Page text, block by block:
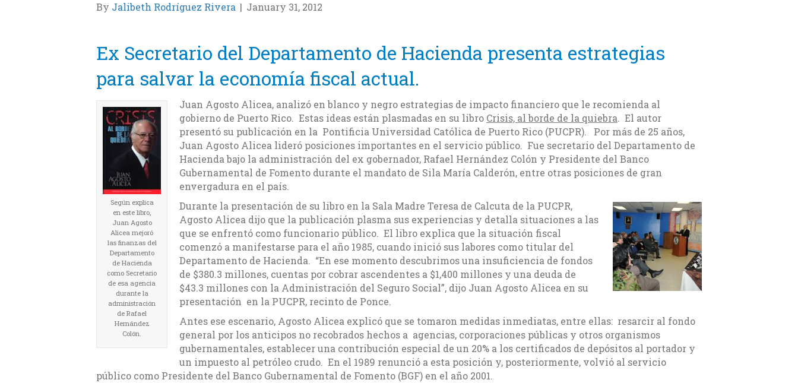
By Jalibeth Rodríguez Rivera | January 31, 2012
Ex Secretario del Departamento de Hacienda presenta estrategias
para salvar la economía fiscal actual.
Según explica
en este libro,
Juan Agosto
Alicea mejoró
las finanzas del
Departamento
de Hacienda
como Secretario
de esa agencia
durante la
administración
de Rafael
Hernández
Colón.
Juan Agosto Alicea, analizó en blanco y negro estrategias de impacto financiero que le recomienda al
gobierno de Puerto Rico. Estas ideas están plasmadas en su libro Crisis, al borde de la quiebra. El autor
presentó su publicación en la Pontificia Universidad Católica de Puerto Rico (PUCPR). Por más de 25 años,
Juan Agosto Alicea lideró posiciones importantes en el servicio público. Fue secretario del Departamento de
Hacienda bajo la administración del ex gobernador, Rafael Hernández Colón y Presidente del Banco
Gubernamental de Fomento durante el mandato de Sila María Calderón, entre otras posiciones de gran
envergadura en el país.
Durante la presentación de su libro en la Sala Madre Teresa de Calcuta de la PUCPR,
Agosto Alicea dijo que la publicación plasma sus experiencias y detalla situaciones a las
que se enfrentó como funcionario público. El libro explica que la situación fiscal
comenzó a manifestarse para el año 1985, cuando inició sus labores como titular del
Departamento de Hacienda. “En ese momento descubrimos una insuficiencia de fondos
de $380.3 millones, cuentas por cobrar ascendentes a $1,400 millones y una deuda de
$43.3 millones con la Administración del Seguro Social”, dijo Juan Agosto Alicea en su
presentación en la PUCPR, recinto de Ponce.
Antes ese escenario, Agosto Alicea explicó que se tomaron medidas inmediatas, entre ellas: resarcir al fondo
general por los anticipos no recobrados hechos a agencias, corporaciones públicas y otros organismos
gubernamentales, establecer una contribución especial de un 20% a los certificados de depósitos al portador y
un impuesto al petróleo crudo. En el 1989 renunció a esta posición y, posteriormente, volvió al servicio
público como Presidente del Banco Gubernamental de Fomento (BGF) en el año 2001.